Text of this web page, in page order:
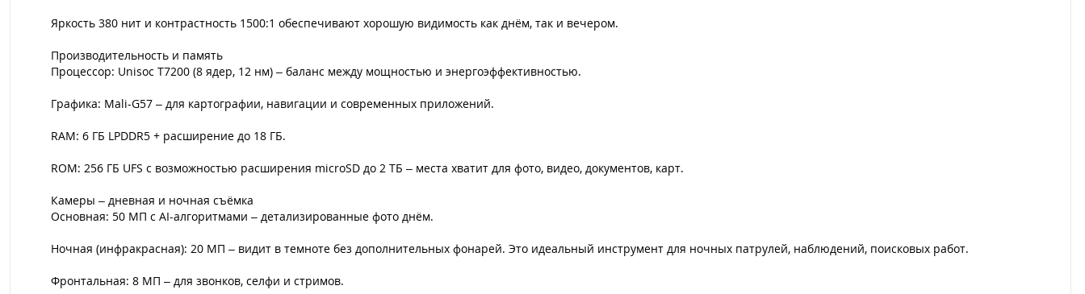
Яркость 380 нит и контрастность 1500:1 обеспечивают хорошую видимость как днём, так и вечером.
Производительность и память
Процессор: Unisoc T7200 (8 ядер, 12 нм) – баланс между мощностью и энергоэффективностью.
Графика: Mali-G57 – для картографии, навигации и современных приложений.
RAM: 6 ГБ LPDDR5 + расширение до 18 ГБ.
ROM: 256 ГБ UFS с возможностью расширения microSD до 2 ТБ – места хватит для фото, видео, документов, карт.
Камеры – дневная и ночная съёмка
Основная: 50 МП с AI-алгоритмами – детализированные фото днём.
Ночная (инфракрасная): 20 МП – видит в темноте без дополнительных фонарей. Это идеальный инструмент для ночных патрулей, наблюдений, поисковых работ.
Фронтальная: 8 МП – для звонков, селфи и стримов.